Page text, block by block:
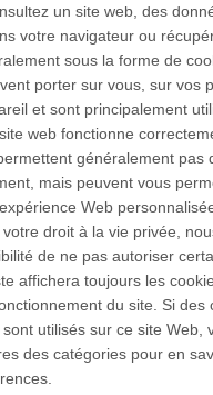
et
vos
à lire les points ci-
présentation de votre
objectif d'optimaliser
en vous guidant dans la
au travers d'une série
un site web, des
votre navigateur ou
sous la forme de
porter sur vous, sur vos
et sont principalement
web fonctionne
généralement pas
mais peuvent vous
Web
droit à la vie privée,
de ne pas autoriser
affichera toujours les
du site. Si des
utilisés sur ce site Web,
des catégories pour en